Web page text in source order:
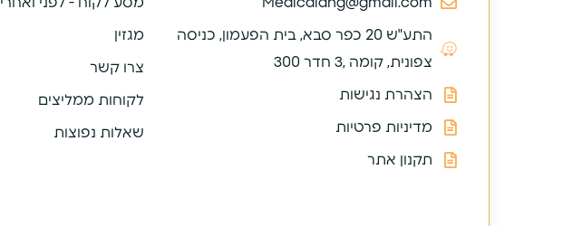
התע"ש 20 כפר סבא, בית הפעמון, כניסה
צפונית, קומה ,3 חדר 300
הצהרת נגישות
מדיניות פרטיות
תקנון אתר
מגזין
צרו קשר
לקוחות ממליצים
שאלות נפוצות